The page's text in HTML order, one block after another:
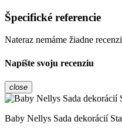
Špecifické referencie
Nateraz nemáme žiadne
Napíšte svoju recenziu
close
Baby Nellys Sada dekorácií